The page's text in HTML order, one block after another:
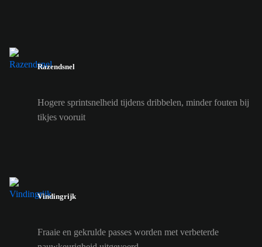
Razendsnel
Hogere sprintsnelheid tijdens dribbelen, minder fouten bij
tikjes vooruit
Vindingrijk
Fraaie en gekrulde passes worden met verbeterde